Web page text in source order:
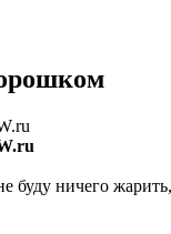
буду ничего